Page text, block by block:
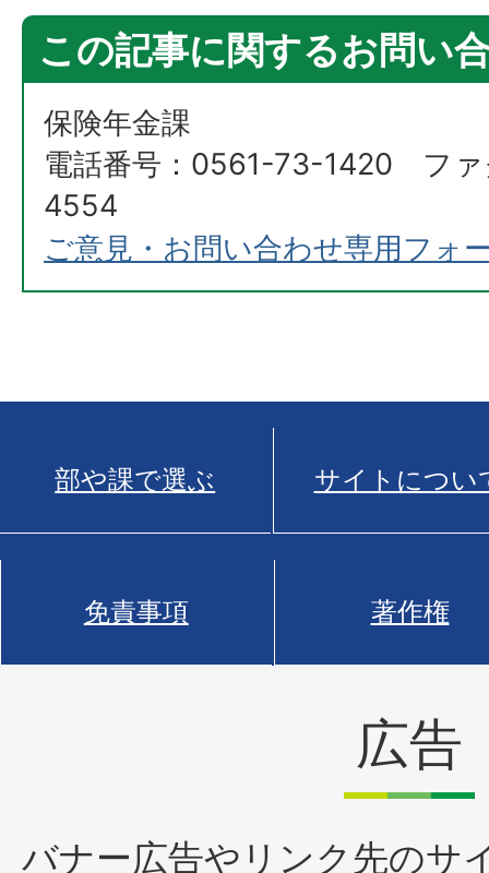
この記事に関するお問い
保険年金課
電話番号：0561-73-1420 フ
4554
ご意見・お問い合わせ専用フォ
部や課で選ぶ サイトについ
免責事項 著作権
広告
バナー広告やリンク先のサ